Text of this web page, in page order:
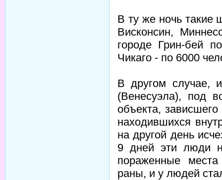
В ту же ночь такие
Висконсин,
городе Грин-бей
Чикаго - по 6000
В другом случае,
(Венесуэла), под
объекта,
находившихся
на другой день
9 дней эти люди
пораженные
раны, и у людей